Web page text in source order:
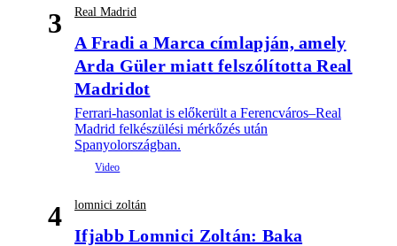
3 Real Madrid
A Fradi a Marca címlapján, amely
Arda Güler miatt felszólította Real
Madridot
Ferrari-hasonlat is előkerült a Ferencváros–Real
Madrid felkészülési mérkőzés után
Spanyolországban.
4 lomnici zoltán
Ifjabb Lomnici Zoltán: Baka